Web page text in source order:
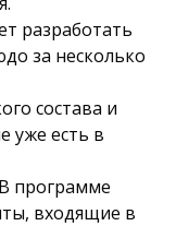
разработать
за несколько
состава и
уже есть в
программе
входящие в